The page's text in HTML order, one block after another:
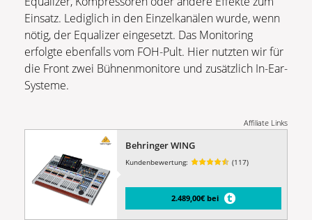
Einsatz. Lediglich in den Einzelkanälen wurde, wenn
nötig, der Equalizer eingesetzt. Das Monitoring
erfolgte ebenfalls vom FOH-Pult. Hier nutzten wir für
die Front zwei Bühnenmonitore und zusätzlich In-Ear-
Systeme.
Affiliate Links
Behringer WING
Kundenbewertung: (117)
2.489,00€ bei